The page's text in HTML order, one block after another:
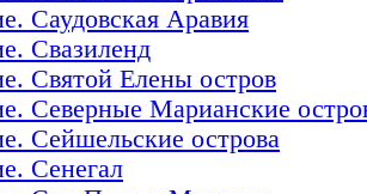
Саудовская Аравия
Свазиленд
Святой Елены остров
Северные Марианские
Сейшельские острова
Сенегал